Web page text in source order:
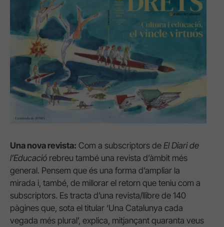
Una nova revista: Com a subscriptors de El Diari de
l’Educació rebreu també una revista d’àmbit més
general. Pensem que és una forma d’ampliar la
mirada i, també, de millorar el retorn que teniu com a
subscriptors. Es tracta d’una revista/llibre de 140
pàgines que, sota el titular ‘Una Catalunya cada
vegada més plural’, explica, mitjançant quaranta veus